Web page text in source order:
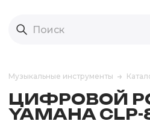
Музыкальные инструменты
ЦИФРОВОЙ
YAMAHA